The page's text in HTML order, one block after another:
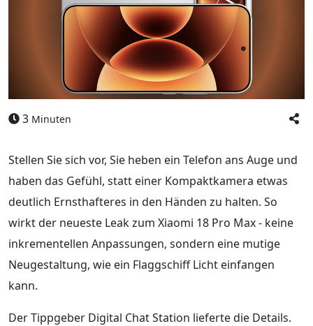
3 Minuten
Stellen Sie sich vor, Sie heben ein Telefon ans Auge und
haben das Gefühl, statt einer Kompaktkamera etwas
deutlich Ernsthafteres in den Händen zu halten. So
wirkt der neueste Leak zum Xiaomi 18 Pro Max - keine
inkrementellen Anpassungen, sondern eine mutige
Neugestaltung, wie ein Flaggschiff Licht einfangen
kann.
Der Tippgeber Digital Chat Station lieferte die Details.